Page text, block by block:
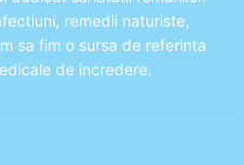
remedii naturiste,
sa fim o sursa de referinta
de incredere.